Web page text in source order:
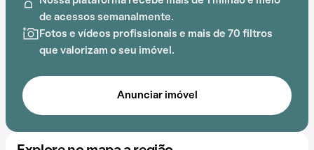
Universidade Católica de Goiás (UCG), PUCGOIAS-
Reitoria, Instituto de Filosofía e Tecnología de Goiás
(IFITEG) e PUCGOIAS-DTI acrescenta praticidade e
comodidade na rotina dos que residem no local.
de acessos semanalmente.
Fotos e vídeos profissionais e mais de 70 filtros
que valorizam o seu imóvel.
Anunciar imóvel